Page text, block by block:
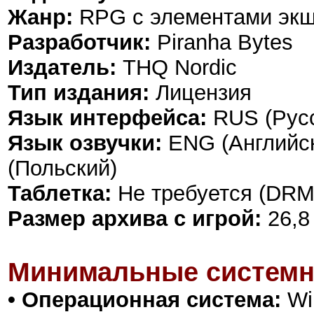
Жанр: RPG с элементами
Разработчик: Piranha Bytes
Издатель: THQ Nordic
Тип издания: Лицензия
Язык интерфейса: RUS
Язык озвучки: ENG
(Польский)
Таблетка: Не требуется
Размер архива с игрой:
Минимальные
• Операционная система: